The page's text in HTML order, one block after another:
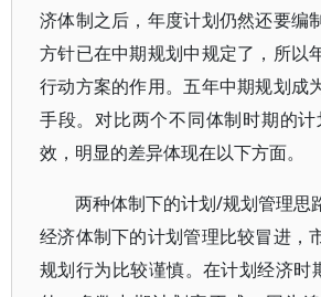
济体制之后，年度计划仍然还要编
方针已在中期规划中规定了，所以
行动方案的作用。五年中期规划成
手段。对比两个不同体制时期的
效，明显的差异体现在以下方面。
两种体制下的计划/规划管理思
经济体制下的计划管理比较冒进，
规划行为比较谨慎。在计划经济时